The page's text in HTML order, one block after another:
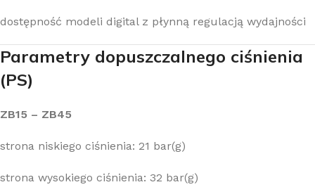
dostępność modeli digital z płynną regulacją wydajności
Parametry dopuszczalnego ciśnienia
(PS)
ZB15 – ZB45
strona niskiego ciśnienia: 21 bar(g)
strona wysokiego ciśnienia: 32 bar(g)